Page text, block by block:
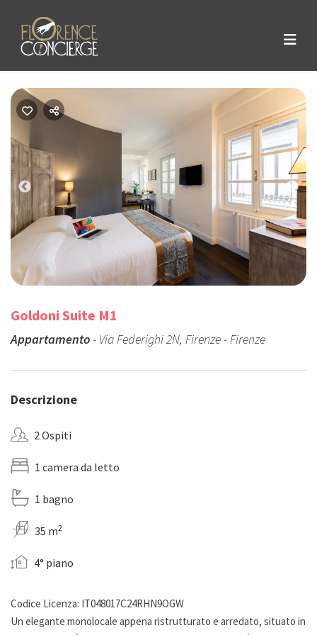
Previous
Goldoni Suite M1
Appartamento- Via Federighi 2N, Firenze - Firenze
Descrizione
2 Ospiti
1 camera da letto
1 bagno
35 m2
4° piano
Codice Licenza: IT048017C24RHN9OGW
Un elegante monolocale appena ristrutturato e arredato, situato in